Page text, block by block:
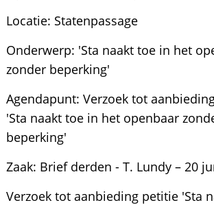
Locatie: Statenpassage
Onderwerp: 'Sta naakt toe in het
zonder beperking'
Agendapunt: Verzoek tot
'Sta naakt toe in het openbaar
beperking'
Zaak: Brief derden - T. Lundy – 20
Verzoek tot aanbieding petitie 'Sta